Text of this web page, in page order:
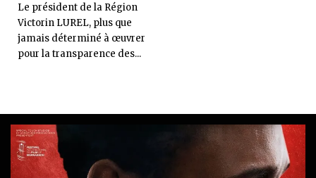
Le président de la Région
Victorin LUREL, plus que
jamais déterminé à œuvrer
pour la transparence des...